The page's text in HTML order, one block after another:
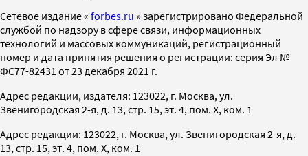
Cетевое издание « forbes.ru » зарегистрировано Федеральной
службой по надзору в сфере связи, информационных
технологий и массовых коммуникаций, регистрационный
номер и дата принятия решения о регистрации: серия Эл №
ФС77-82431 от 23 декабря 2021 г.
Адрес редакции, издателя: 123022, г. Москва, ул.
Звенигородская 2-я, д. 13, стр. 15, эт. 4, пом. X, ком. 1
Адрес редакции: 123022, г. Москва, ул. Звенигородская 2-я, д.
13, стр. 15, эт. 4, пом. X, ком. 1